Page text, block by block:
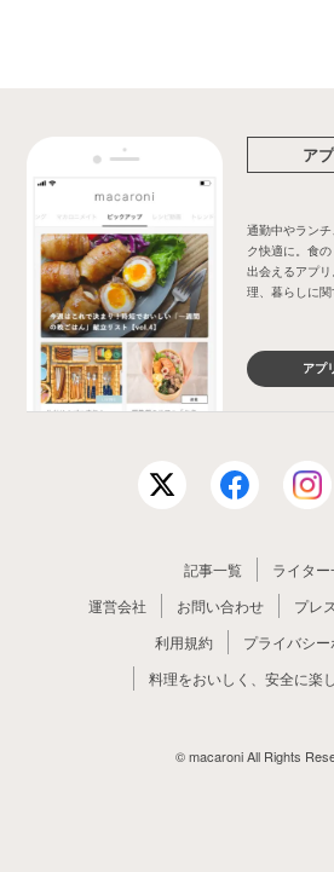
ア
通勤中やラン
ク快適に。食
出会えるアプ
理、暮らしに関
アプ
記事一覧
ライター
運営会社
お問い合わせ
プレ
利用規約
プライバシ
料理をおいしく、安全に楽
© macaroni All Rights